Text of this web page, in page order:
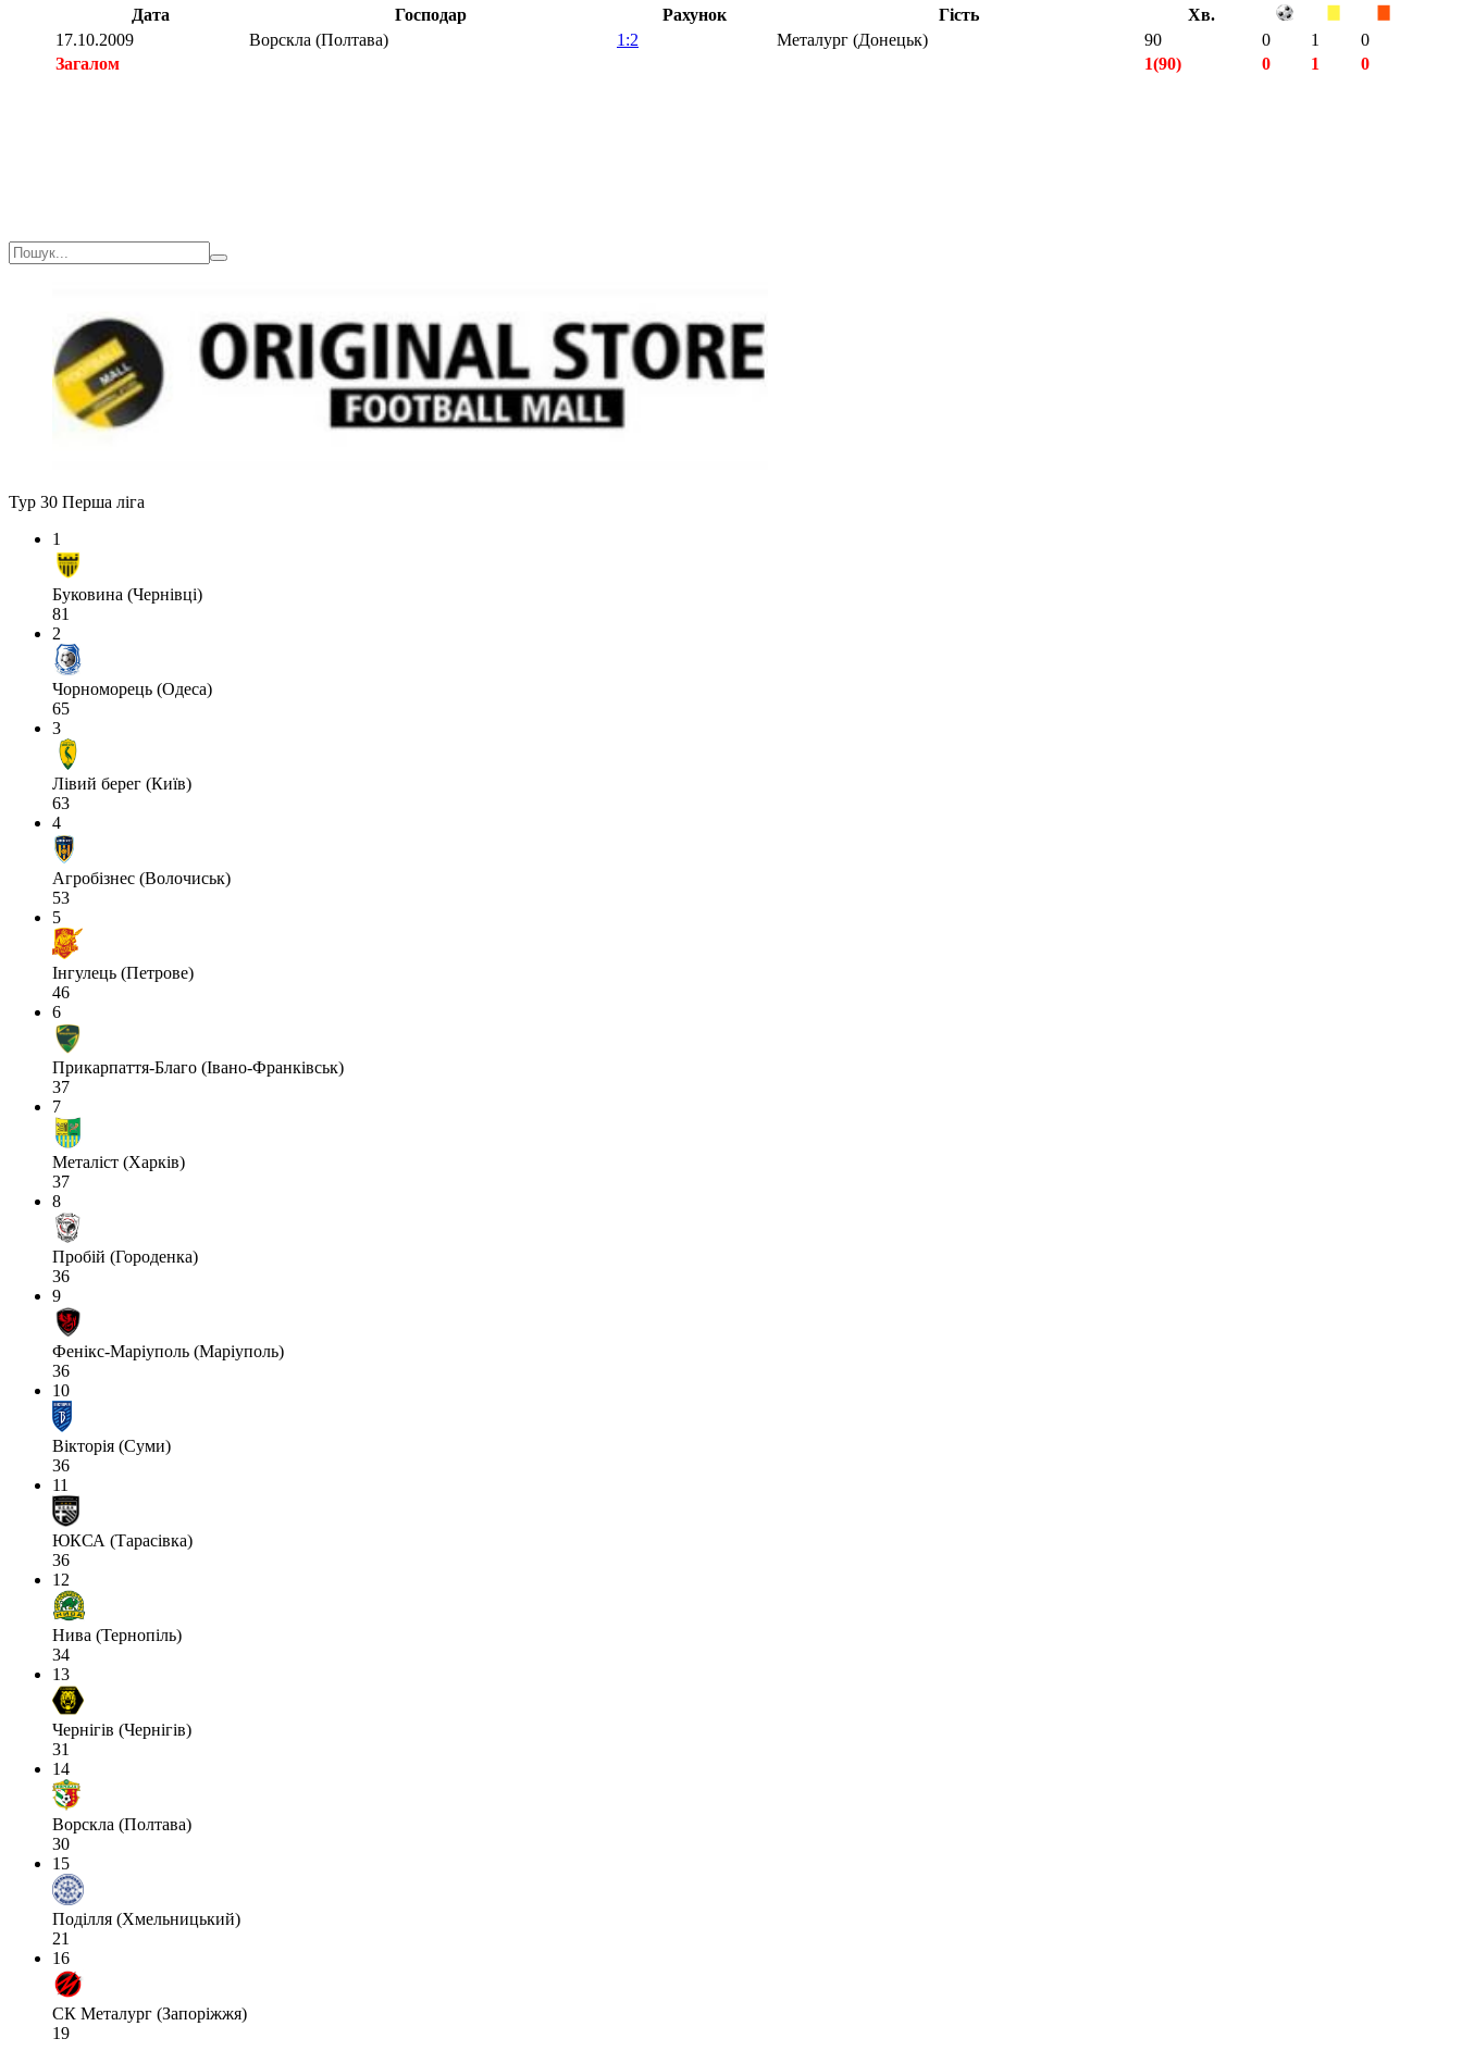
Дата
Господар Рахунок Гість
Хв.
17.10.2009
Ворскла (Полтава) 1:2 Металург (Донецьк) 90 0 1
0
Загалом
1(90) 0 1
0
Тур 30 Перша ліга
1
Буковина (Чернівці)
81
2
Чорноморець (Одеса)
65
3
Лівий берег (Київ)
63
4
Агробізнес (Волочиськ)
53
5
Інгулець (Петрове)
46
6
Прикарпаття-Благо (Івано-Франківськ)
37
7
Металіст (Харків)
37
8
Пробій (Городенка)
36
9
Фенікс-Маріуполь (Маріуполь)
36
10
Вікторія (Суми)
36
11
ЮКСА (Тарасівка)
36
12
Нива (Тернопіль)
34
13
Чернігів (Чернігів)
31
14
Ворскла (Полтава)
30
15
Поділля (Хмельницький)
21
16
СК Металург (Запоріжжя)
19